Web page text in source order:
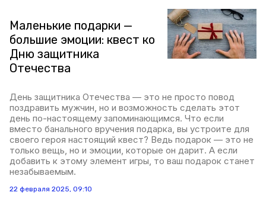
Маленькие подарки —
большие эмоции: квест ко
Дню защитника
Отечества
День защитника Отечества — это не просто повод
поздравить мужчин, но и возможность сделать этот
день по-настоящему запоминающимся. Что если
вместо банального вручения подарка, вы устроите для
своего героя настоящий квест? Ведь подарок — это не
только вещь, но и эмоции, которые он дарит. А если
добавить к этому элемент игры, то ваш подарок станет
незабываемым.
22 февраля 2025, 09:10